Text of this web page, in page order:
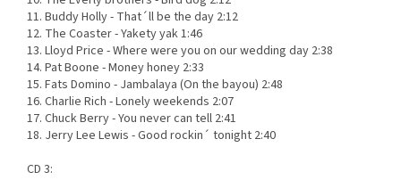
11. Buddy Holly - That´ll be the day 2:12
12. The Coaster - Yakety yak 1:46
13. Lloyd Price - Where were you on our wedding day 2:38
14. Pat Boone - Money honey 2:33
15. Fats Domino - Jambalaya (On the bayou) 2:48
16. Charlie Rich - Lonely weekends 2:07
17. Chuck Berry - You never can tell 2:41
18. Jerry Lee Lewis - Good rockin´ tonight 2:40
CD 3: